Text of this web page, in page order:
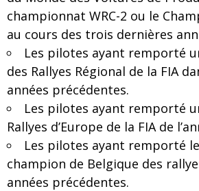
championnat WRC-2 ou le
au cours des trois dernières
Les pilotes ayant remporté
des Rallyes Régional de la FIA
années précédentes.
Les pilotes ayant remporté
Rallyes d’Europe de la FIA de
Les pilotes ayant remporté
champion de Belgique des
années précédentes.